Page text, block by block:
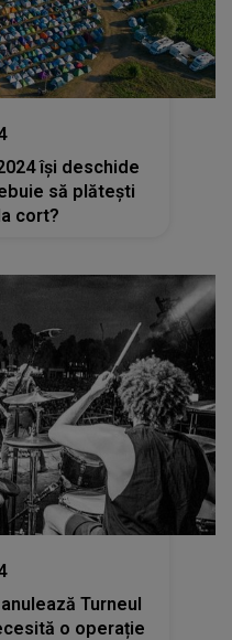
îşi deschide
să plăteşti
cort?
Turneul
o operație